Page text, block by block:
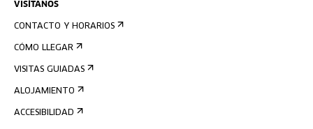
VISÍTANOS
CONTACTO Y HORARIOS
CÓMO LLEGAR
VISITAS GUIADAS
ALOJAMIENTO
ACCESIBILIDAD